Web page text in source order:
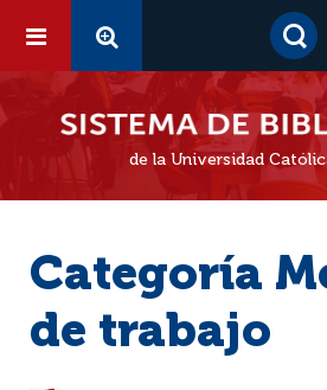
de la Universidad
Categoría
de trabajo